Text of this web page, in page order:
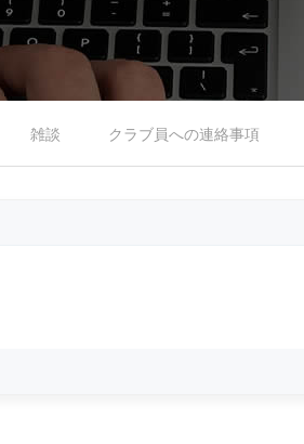
雑談 クラブ員への連絡事項